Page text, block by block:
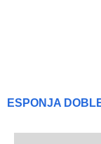
ESPONJA